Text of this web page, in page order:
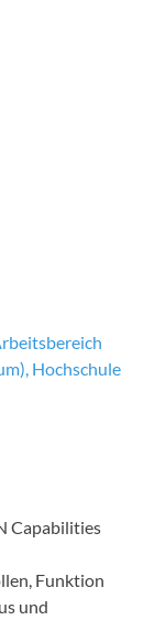
Hochschule
Capabilities
Funktion
und